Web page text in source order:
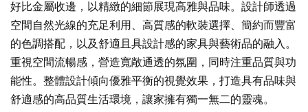
好比金屬收邊，以精緻的細節展現高雅與品味。設計師透過
空間自然光線的充足利用、高質感的軟裝選擇、簡約而豐富
的色調搭配，以及舒適且具設計感的家具與藝術品的融入。
重視空間流暢感，營造寬敞通透的氛圍，同時注重品質與功
能性。整體設計傾向優雅平衡的視覺效果，打造具有品味與
舒適感的高品質生活環境，讓家擁有獨一無二的靈魂。